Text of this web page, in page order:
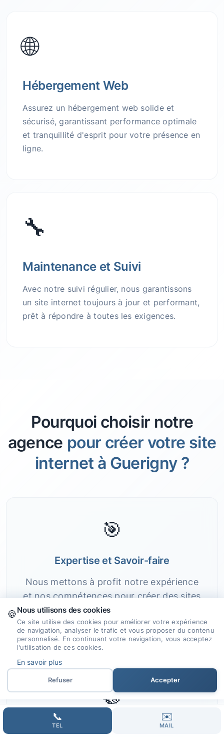
🌐
Hébergement Web
Assurez un hébergement web solide et
sécurisé, garantissant performance optimale
et tranquillité d'esprit pour votre présence en
ligne.
🔧
Maintenance et Suivi
Avec notre suivi régulier, nous garantissons
un site internet toujours à jour et performant,
prêt à répondre à toutes les exigences.
Pourquoi choisir notre
agence pour créer votre site
internet à Guerigny ?
🎯
Expertise et Savoir-faire
Nous mettons à profit notre expérience
et nos compétences pour créer des sites
internet qui répondent à vos attentes
avec brio.
🤝
Accompagnement Personnalisé
📞
TEL
✉️
MAIL
🍪Nous utilisons des cookies
Ce site utilise des cookies pour améliorer votre expérience
de navigation, analyser le trafic et vous proposer du contenu
personnalisé. En continuant votre navigation, vous acceptez
l'utilisation de ces cookies.
En savoir plus
Refuser Accepter